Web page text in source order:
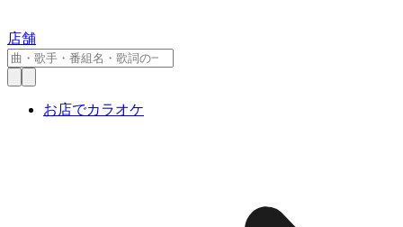
店舗
お店でカラオケ